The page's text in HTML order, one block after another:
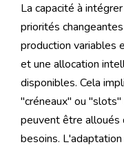
La capacité à
priorités
production variables
et une allocation
disponibles. Cela
"créneaux" ou
peuvent être alloués
besoins.